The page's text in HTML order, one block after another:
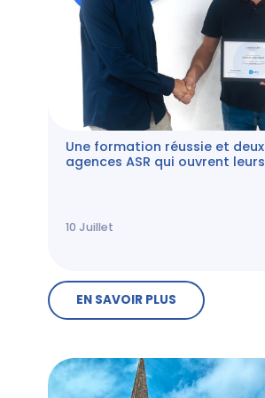
Une formation réussie et
agences ASR qui ouvrent
10 Juillet
EN SAVOIR PLUS